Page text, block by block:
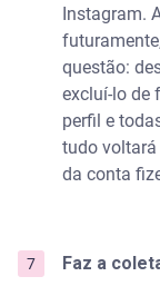
Instagram.
questão:
excluí-lo de
perfil e
tudo
da conta
Faz a